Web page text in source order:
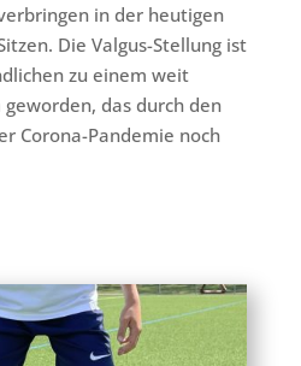
in der heutigen
Die Valgus-Stellung ist
zu einem weit
das durch den
Corona-Pandemie noch